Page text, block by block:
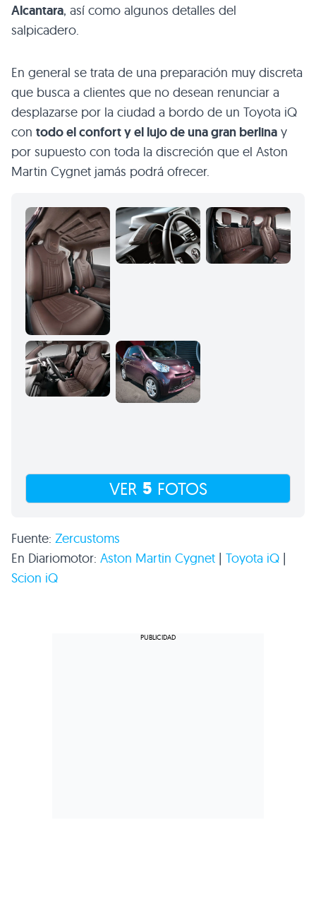
Alcantara, así como algunos detalles del
salpicadero.
En general se trata de una preparación muy discreta
que busca a clientes que no desean renunciar a
desplazarse por la ciudad a bordo de un Toyota iQ
con todo el confort y el lujo de una gran berlina y
por supuesto con toda la discreción que el Aston
Martin Cygnet jamás podrá ofrecer.
VER 5 FOTOS
Fuente: Zercustoms
En Diariomotor: Aston Martin Cygnet | Toyota iQ |
Scion iQ